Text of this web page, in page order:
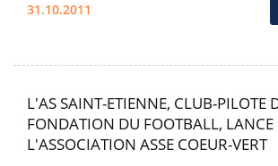
31.10.2011
L'AS SAINT-ETIENNE, CLUB-PILOTE
FONDATION DU FOOTBALL, LANCE
L'ASSOCIATION ASSE COEUR-VERT